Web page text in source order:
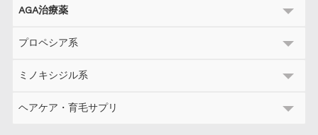
AGA治療薬
プロペシア系
ミノキシジル系
ヘアケア・育毛サプリ